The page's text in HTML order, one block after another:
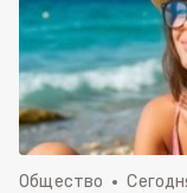
Общество